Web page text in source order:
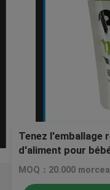
Tenez l'emballage
d'aliment pour
MOQ：20.000